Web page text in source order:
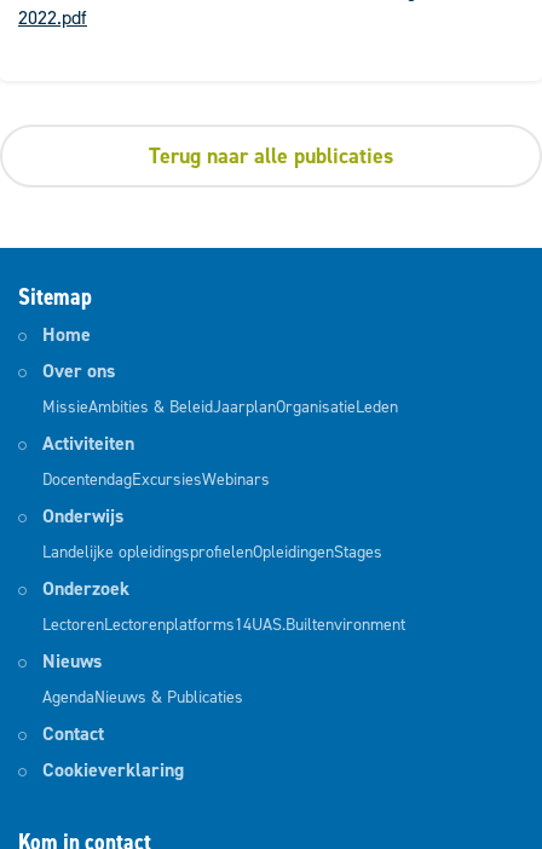
2022.pdf
Terug naar alle publicaties
Sitemap
Home
Over ons
MissieAmbities & BeleidJaarplanOrganisatieLeden
Activiteiten
DocentendagExcursiesWebinars
Onderwijs
Landelijke opleidingsprofielenOpleidingenStages
Onderzoek
LectorenLectorenplatforms14UAS.Builtenvironment
Nieuws
AgendaNieuws & Publicaties
Contact
Cookieverklaring
Kom in contact